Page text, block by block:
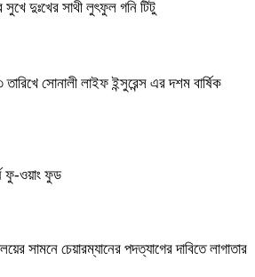
দুঃখের সাথী লুৎফুল গনি টিটু
সোনালী লাইফ ইন্সুরেন্স এর দশম বার্ষিক
ফু-ওয়াং ফুড
সামনে চেয়ারম্যানের পদত্যাগের দাবিতে লাগাতার